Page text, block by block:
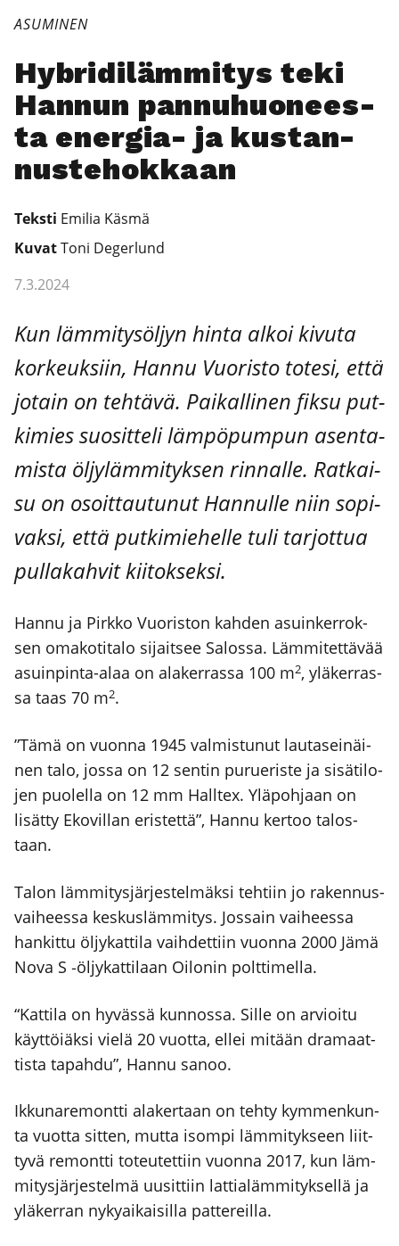
ASUMINEN
Hybri­di­läm­mi­tys teki
Han­nun pan­nu­huo­nees­
ta ener­gia- ja kus­tan­
nus­te­hok­kaan
Teks­ti Emi­lia Käs­mä
KuvatToni Deger­lund
7.3.2024
Kun läm­mi­ty­söl­jyn hin­ta alkoi kivu­ta
kor­keuk­siin, Han­nu Vuo­ris­to tote­si, että
jotain on teh­tä­vä. Pai­kal­li­nen fik­su put­
ki­mies suo­sit­te­li läm­pö­pum­pun asen­ta­
mis­ta öljy­läm­mi­tyk­sen rin­nal­le. Rat­kai­
su on osoit­tau­tu­nut Han­nul­le niin sopi­
vak­si, että put­ki­mie­hel­le tuli tar­jot­tua
pul­la­kah­vit kii­tok­sek­si.
Han­nu ja Pirk­ko Vuo­ris­ton kah­den asuin­ker­rok­
sen oma­ko­ti­ta­lo sijait­see Salos­sa. Läm­mi­tet­tä­vää
asuin­pin­ta-alaa on ala­ker­ras­sa 100 m2, ylä­ker­ras­
sa taas 70 m2.
”Tämä on vuon­na 1945 val­mis­tu­nut lau­ta­sei­näi­
nen talo, jos­sa on 12 sen­tin purue­ris­te ja sisä­ti­lo­
jen puo­lel­la on 12 mm Hall­tex. Ylä­poh­jaan on
lisät­ty Eko­vil­lan eris­tet­tä”, Han­nu ker­too talos­
taan.
Talon läm­mi­tys­jär­jes­tel­mäk­si teh­tiin jo raken­nus­
vai­hees­sa kes­kus­läm­mi­tys. Jos­sain vai­hees­sa
han­kit­tu öljy­kat­ti­la vaih­det­tiin vuon­na 2000 Jämä
Nova S ‑öljy­kat­ti­laan Oilo­nin polt­ti­mel­la.
“Kat­ti­la on hyväs­sä kun­nos­sa. Sil­le on arvioi­tu
käyt­töiäk­si vie­lä 20 vuot­ta, ellei mitään dra­maat­
tis­ta tapah­du”, Han­nu sanoo.
Ikku­na­re­mont­ti ala­ker­taan on teh­ty kym­men­kun­
ta vuot­ta sit­ten, mut­ta isom­pi läm­mi­tyk­seen liit­
ty­vä remont­ti toteu­tet­tiin vuon­na 2017, kun läm­
mi­tys­jär­jes­tel­mä uusit­tiin lat­tia­läm­mi­tyk­sel­lä ja
ylä­ker­ran nyky­ai­kai­sil­la pat­te­reil­la.